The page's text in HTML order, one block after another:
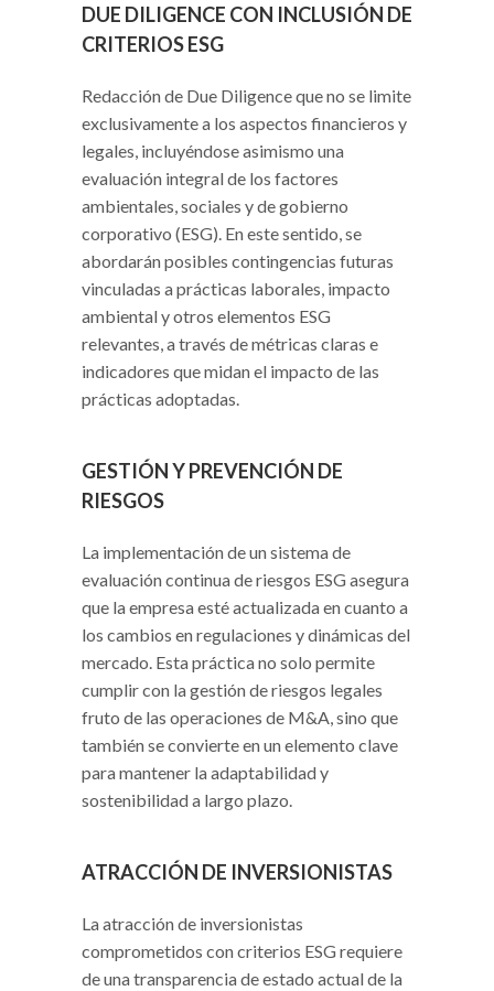
DUE DILIGENCE CON INCLUSIÓN DE
CRITERIOS ESG
Redacción de Due Diligence que no se limite
exclusivamente a los aspectos financieros y
legales, incluyéndose asimismo una
evaluación integral de los factores
ambientales, sociales y de gobierno
corporativo (ESG). En este sentido, se
abordarán posibles contingencias futuras
vinculadas a prácticas laborales, impacto
ambiental y otros elementos ESG
relevantes, a través de métricas claras e
indicadores que midan el impacto de las
prácticas adoptadas.
GESTIÓN Y PREVENCIÓN DE
RIESGOS
La implementación de un sistema de
evaluación continua de riesgos ESG asegura
que la empresa esté actualizada en cuanto a
los cambios en regulaciones y dinámicas del
mercado. Esta práctica no solo permite
cumplir con la gestión de riesgos legales
fruto de las operaciones de M&A, sino que
también se convierte en un elemento clave
para mantener la adaptabilidad y
sostenibilidad a largo plazo.
ATRACCIÓN DE INVERSIONISTAS
La atracción de inversionistas
comprometidos con criterios ESG requiere
de una transparencia de estado actual de la